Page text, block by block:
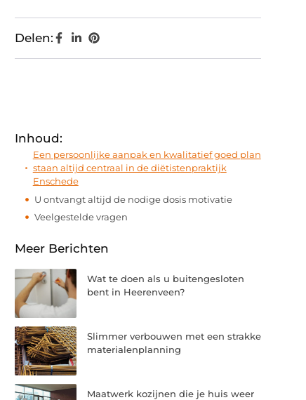
Delen:
Inhoud:
Een persoonlijke aanpak en kwalitatief goed plan
staan altijd centraal in de diëtistenpraktijk
Enschede
U ontvangt altijd de nodige dosis motivatie
Veelgestelde vragen
Meer Berichten
Wat te doen als u buitengesloten
bent in Heerenveen?
Slimmer verbouwen met een strakke
materialenplanning
Maatwerk kozijnen die je huis weer